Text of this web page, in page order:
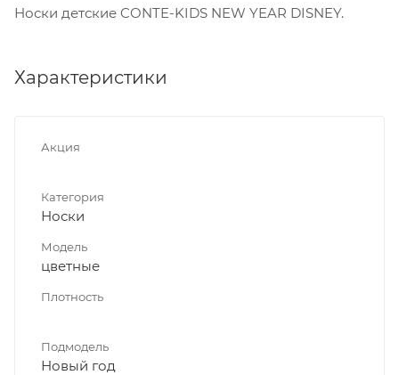
Носки детские CONTE-KIDS NEW YEAR DISNEY.
Характеристики
Акция
Категория
Носки
Модель
цветные
Плотность
Подмодель
Новый год